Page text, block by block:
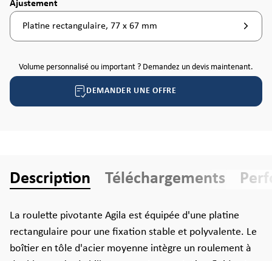
Sélectionnez
Ajustement
Platine rectangulaire, 77 x 67 mm
Volume personnalisé ou important ? Demandez un devis maintenant.
DEMANDER UNE OFFRE
Description Téléchargements
La roulette pivotante Agila est équipée d'une platine
rectangulaire pour une fixation stable et polyvalente. Le
boîtier en tôle d'acier moyenne intègre un roulement à